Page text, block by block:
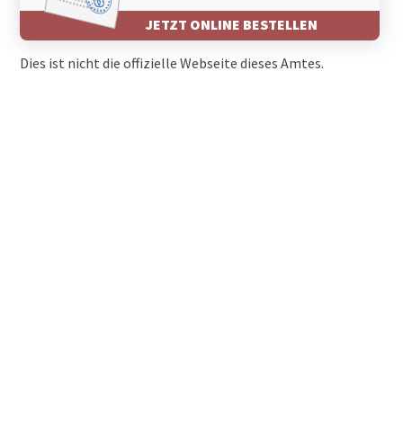
JETZT ONLINE BESTELLEN
Dies ist nicht die offizielle Webseite dieses Amtes.